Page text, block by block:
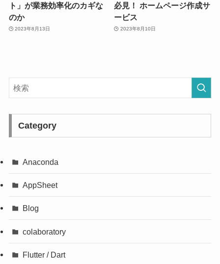
ト」が業務効率化のカギな
のか
2023年8月13日
必見！ ホームページ作成サ
ービス
2023年8月10日
Category
Anaconda
AppSheet
Blog
colaboratory
Flutter / Dart